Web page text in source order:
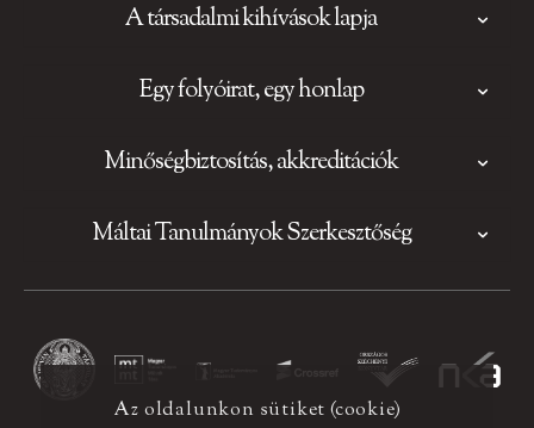
A társadalmi kihívások lapja
Egy folyóirat, egy honlap
Minőségbiztosítás, akkreditációk
Máltai Tanulmányok Szerkesztőség
Az oldalunkon sütiket (cookie)